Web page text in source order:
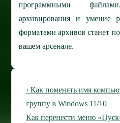
программными
архивирования и умение
форматами архивов станет
вашем арсенале.
Навигация
по
Предыдущая
запись
‹ Как поменять имя
группу в Windows 11/10
Следующая
Как перенести меню